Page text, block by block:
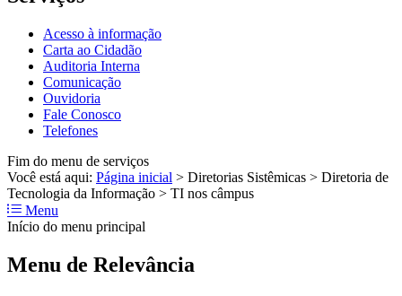
Acesso à informação
Carta ao Cidadão
Auditoria Interna
Comunicação
Ouvidoria
Fale Conosco
Telefones
Fim do menu de serviços
Você está aqui: Página inicial > Diretorias Sistêmicas > Diretoria de
Tecnologia da Informação > TI nos câmpus
Menu
Início do menu principal
Menu de Relevância